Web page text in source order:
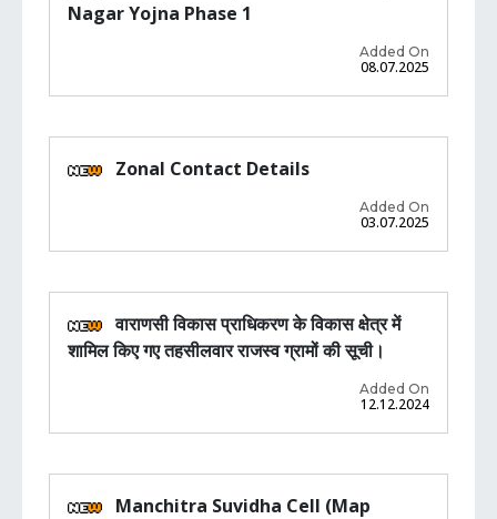
Nagar Yojna Phase 1
Added On
08.07.2025
Zonal Contact Details
Added On
03.07.2025
वाराणसी विकास प्राधिकरण के विकास क्षेत्र में
शामिल किए गए तहसीलवार राजस्व ग्रामों की सूची।
Added On
12.12.2024
Manchitra Suvidha Cell (Map